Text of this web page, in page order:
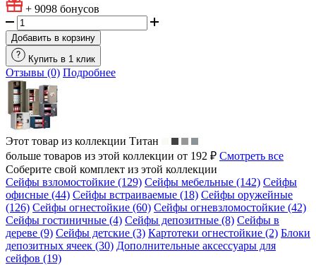
+ 9098 бонусов
Добавить в корзину
Купить в 1 клик
Отзывы (0) Подробнее
Этот товар из коллекции Титан
больше товаров из этой коллекции от 192 ₽ Смотреть все
Соберите свой комплект из этой коллекции
Сейфы взломостойкие (129) Сейфы мебельные (142) Сейфы
офисные (44) Сейфы встраиваемые (18) Сейфы оружейные
(126) Сейфы огнестойкие (60) Сейфы огневзломостойкие (42)
Сейфы гостиничные (4) Сейфы депозитные (8) Сейфы в
дереве (9) Сейфы детские (3) Картотеки огнестойкие (2) Блоки
депозитных ячеек (30) Дополнительные аксессуары для
сейфов (19)